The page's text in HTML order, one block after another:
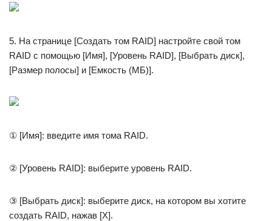
5. На странице [Создать том RAID] настройте свой том
RAID с помощью [Имя], [Уровень RAID], [Выбрать диск],
[Размер полосы] и [Емкость (МБ)].
① [Имя]: введите имя тома RAID.
② [Уровень RAID]: выберите уровень RAID.
③ [Выбрать диск]: выберите диск, на котором вы хотите
создать RAID, нажав [X].